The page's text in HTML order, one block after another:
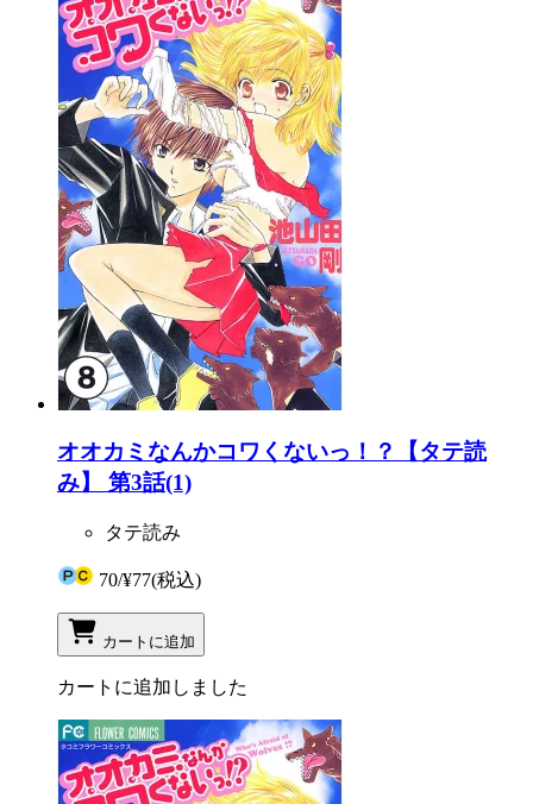
オオカミなんかコワくないっ！？【タテ読
み】 第3話(1)
タテ読み
70/¥77(税込)
カートに追加
カートに追加しました